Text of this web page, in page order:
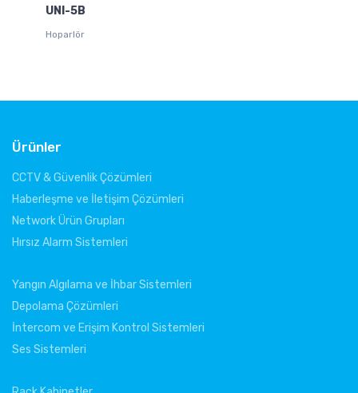
UNI-5B
Hoparlör
Ürünler
CCTV & Güvenlik Çözümleri
Haberleşme ve İletişim Çözümleri
Network Ürün Grupları
Hırsız Alarm Sistemleri
Yangın Algılama ve İhbar Sistemleri
Depolama Çözümleri
İntercom ve Erişim Kontrol Sistemleri
Ses Sistemleri